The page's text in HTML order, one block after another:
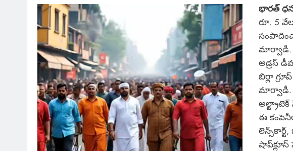
భారత్‌
రూ. 5
మార్వాడీ.
అడ్రస్
బిర్లా
మార్వాడీ.
ఈ
షాప్‌క్లూస్